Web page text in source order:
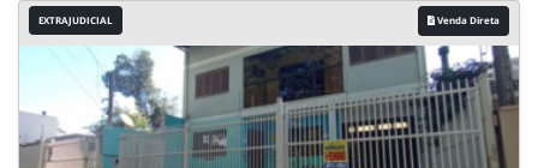
EXTRAJUDICIAL Venda Direta